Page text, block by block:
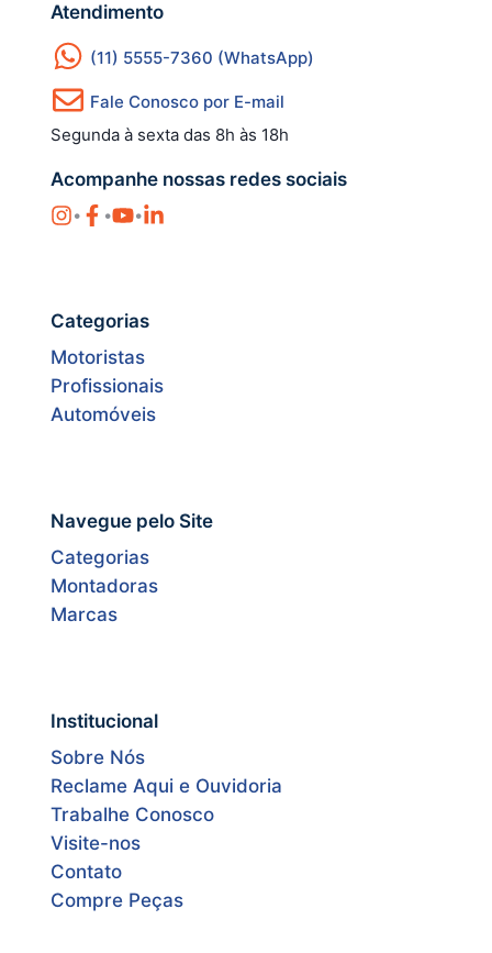
Atendimento
(11) 5555-7360 (WhatsApp)
Fale Conosco por E-mail
Segunda à sexta das 8h às 18h
Acompanhe nossas redes sociais
• • •
Categorias
Motoristas
Profissionais
Automóveis
Navegue pelo Site
Categorias
Montadoras
Marcas
Institucional
Sobre Nós
Reclame Aqui e Ouvidoria
Trabalhe Conosco
Visite-nos
Contato
Compre Peças